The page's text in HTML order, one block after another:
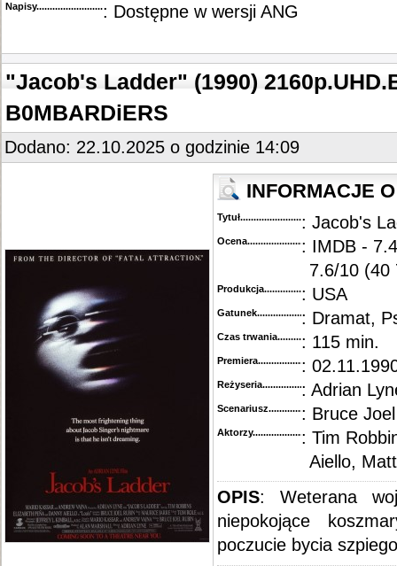
Napisy............................................: Dostępne w wersji ANG
"Jacob's Ladder" (1990)
B0MBARDiERS
Dodano: 22.10.2025 o godzinie 14:09
INFORMACJE
Tytuł............................................
: Jacob's
Ocena.............................................
: IMDB -
7.6/10 (40
Produkcja.........................................
: USA
Gatunek...........................................
: Dramat,
Czas trwania......................................
: 115 min.
Premiera..........................................
:
Reżyseria........................................
: Adrian
Scenariusz........................................
: Bruce
Aktorzy...........................................
: Tim
Aiello,
OPIS: Weterana
niepokojące
poczucie bycia